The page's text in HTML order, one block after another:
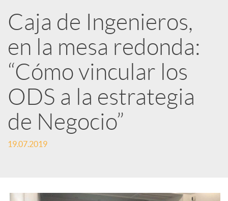
R
e
d
e
s
Caja de Ingenieros,
en la mesa redonda:
“Cómo vincular los
ODS a la estrategia
de Negocio”
19.07.2019